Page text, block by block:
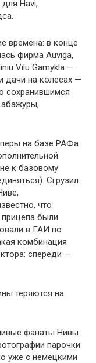
Havi,
времена: в конце
фирма Auviga,
Vilu Gamykla —
дачи на колесах —
сохранившимся
на базе ­РАФа
к базовому
Сгрузил
что
были
в ГАИ по
комбинация
­спереди —
теряются на
фанаты Нивы
парочки
уже с немецкими